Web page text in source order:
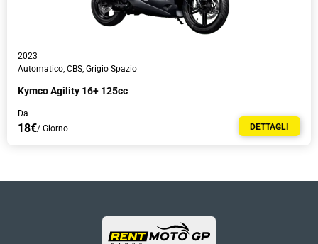
2023
Automatico, CBS, Grigio Spazio
Kymco Agility 16+ 125cc
Da
18€/ Giorno DETTAGLI